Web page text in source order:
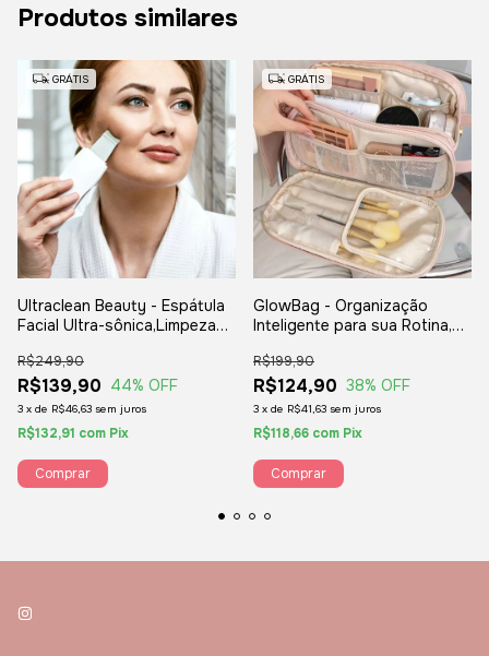
Produtos similares
GRÁTIS
Ultraclean Beauty - Espátula
Facial Ultra-sônica,Limpeza
Rejuvenescimento com
Tecnologia Ultrassônica
R$139,90
R$249,90
44% OFF
3 x de R$46,63 sem juros
R$132,91 com Pix
Comprar
GRÁTIS
GlowBag - Organização
Inteligente para sua Rotina,
grande capacidade.
R$124,90
R$199,90
38% OFF
3 x de R$41,63 sem juros
R$118,66 com Pix
Comprar